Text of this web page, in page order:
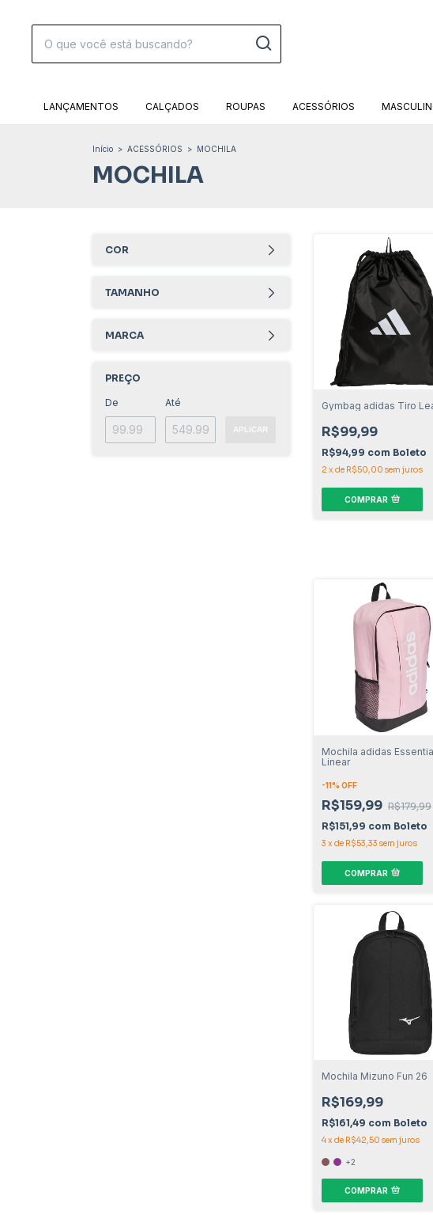
LANÇAMENTOS CALÇADOS ROUPAS ACESSÓRIOS
Início > ACESSÓRIOS > MOCHILA
MOCHILA
COR
TAMANHO
MARCA
PREÇO
De Até
APLICAR
Gymbag adidas Tiro
R$99,99
R$94,99 com Boleto
2 x de R$50,00 sem juros
COMPRAR
Mochila adidas
Linear
-11% OFF
R$159,99 R$179,99
R$151,99 com Boleto
3 x de R$53,33 sem juros
COMPRAR
Mochila Mizuno Fun 26
R$169,99
R$161,49 com Boleto
4x de R$42,50 sem juros
+2
COMPRAR